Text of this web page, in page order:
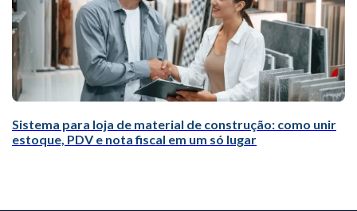
Sistema para loja de material de construção: como unir
estoque, PDV e nota fiscal em um só lugar